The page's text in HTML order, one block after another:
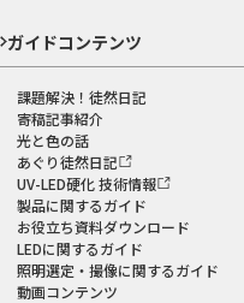
ガイドコンテンツ
課題解決！徒然日記
寄稿記事紹介
光と色の話
あぐり徒然日記
UV-LED硬化 技術情報
製品に関するガイド
お役立ち資料ダウンロード
LEDに関するガイド
照明選定・撮像に関するガイド
動画コンテンツ